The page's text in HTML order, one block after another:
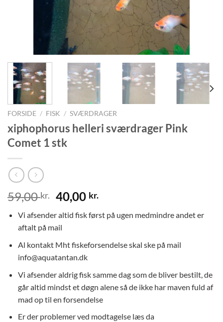
FORSIDE / FISK / SVÆRDRAGER
xiphophorus helleri sværdrager Pink
Comet 1 stk
59,00kr. Den
oprindelige
pris
var:
59,00 kr..
40,00 kr.Den
pris
40,00 kr..
Vi afsender altid fisk først på ugen medmindre andet er
aftalt på mail
Al kontakt Mht fiskeforsendelse skal ske på mail
info@aquatantan.dk
Vi afsender aldrig fisk samme dag som de bliver bestilt, de
går altid mindst et døgn alene så de ikke har maven fuld af
mad op til en forsendelse
Er der problemer ved modtagelse læs da